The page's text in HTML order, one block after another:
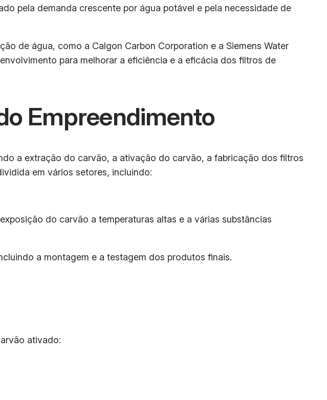
pela demanda crescente por água potável e pela necessidade de
de água, como a Calgon Carbon Corporation e a Siemens Water
para melhorar a eficiência e a eficácia dos filtros de
Empreendimento
a extração do carvão, a ativação do carvão, a fabricação dos filtros
em vários setores, incluindo:
do carvão a temperaturas altas e a várias substâncias
a montagem e a testagem dos produtos finais.
ativado: